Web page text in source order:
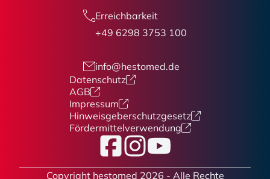
Erreichbarkeit
+49 6298 3753 100
info@hestomed.de
Datenschutz
AGB
Impressum
Hinweisgeberschutzgesetz
Fördermittelverwendung
FacebookInstagram
YouTube
Copyright hestomed 2026 - Alle Rechte